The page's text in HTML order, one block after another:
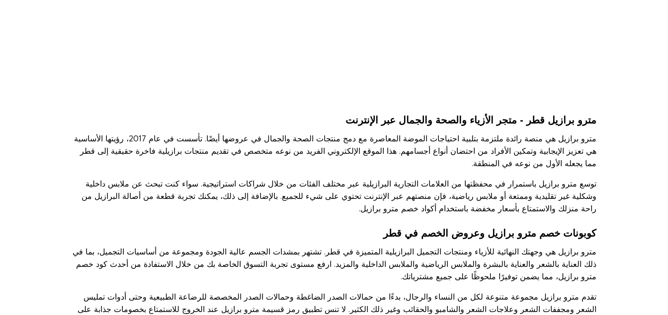
مترو برازيل قطر - متجر الأزياء والصحة والجمال عبر الإنترنت
مترو برازيل هي منصة رائدة ملتزمة بتلبية احتياجات الموضة المعاصرة مع دمج منتجات الصحة والجمال في عروضها أيضًا. تأسست في عام 2017، رؤيتها الأساسية
هي تعزيز الإيجابية وتمكين الأفراد من احتضان أنواع أجسامهم. هذا الموقع الإلكتروني الفريد من نوعه متخصص في تقديم منتجات برازيلية فاخرة حقيقية إلى قطر
مما يجعله الأول من نوعه في المنطقة.
توسع مترو برازيل باستمرار في محفظتها من العلامات التجارية البرازيلية عبر مختلف الفئات من خلال شراكات استراتيجية. سواء كنت تبحث عن ملابس داخلية
وشكلية غير تقليدية وممتعة أو ملابس رياضية، فإن منصتهم عبر الإنترنت تحتوي على شيء للجميع. بالإضافة إلى ذلك، يمكنك تجربة قطعة من أصالة البرازيل من
راحة منزلك والاستمتاع بأسعار مخفضة باستخدام أكواد خصم مترو برازيل.
كوبونات خصم مترو برازيل وعروض الخصم في قطر
مترو برازيل هي وجهتك النهائية للأزياء ومنتجات التجميل البرازيلية المتميزة في قطر. تشتهر بمشدات الجسم عالية الجودة ومجموعة من أساسيات التجميل، بما في
ذلك العناية بالشعر والعناية بالبشرة والملابس الرياضية والملابس الداخلية والمزيد. ارفع مستوى تجربة التسوق الخاصة بك من خلال الاستفادة من أحدث كود خصم
مترو برازيل، مما يضمن توفيرًا ملحوظًا على جميع مشترياتك.
تقدم مترو برازيل مجموعة متنوعة لكل من النساء والرجال، بدءًا من حمالات الصدر الضاغطة وحمالات الصدر المخصصة للرضاعة الطبيعية وحتى أدوات تمليس
الشعر ومجففات الشعر وعلاجات الشعر والشامبو والحقائب وغير ذلك الكثير. لا تنس تطبيق رمز قسيمة مترو برازيل عند الخروج للاستمتاع بخصومات جذابة على